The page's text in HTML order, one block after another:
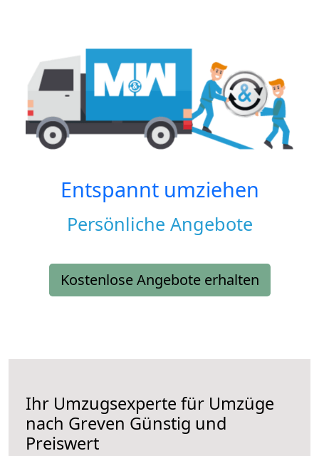
Entspannt umziehen
Persönliche Angebote
Kostenlose Angebote erhalten
Ihr Umzugsexperte für Umzüge
nach Greven Günstig und
Preiswert